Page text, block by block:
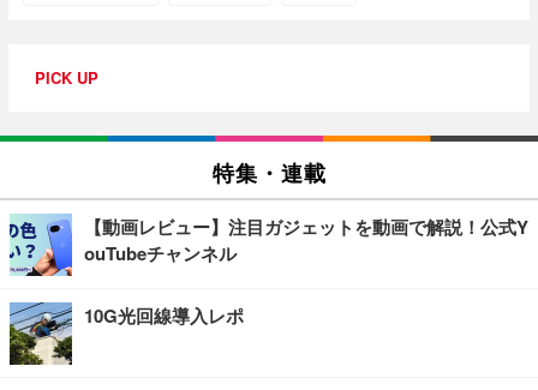
PICK UP
特集・連載
【動画レビュー】注目ガジェットを動画で解説！公式Y
ouTubeチャンネル
10G光回線導入レポ